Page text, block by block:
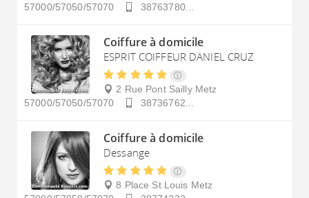
57000/57050/57070
38763780...
Coiffure à domicile
ESPRIT COIFFEUR DANIEL CRUZ
2 Rue Pont Sailly Metz
57000/57050/57070
38736762...
Coiffure à domicile
Dessange
8 Place St Louis Metz